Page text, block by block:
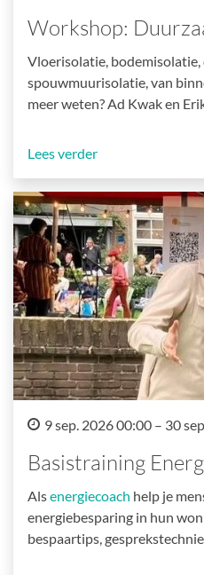
Workshop:
Vloerisolatie, bodemisolatie,
spouwmuurisolatie, van
meer weten? Ad Kwak en
Lees verder
9 sep. 2026 00:00 – 30
Basistraining
Alsenergiecoach help je
energiebesparing in hun
bespaartips,